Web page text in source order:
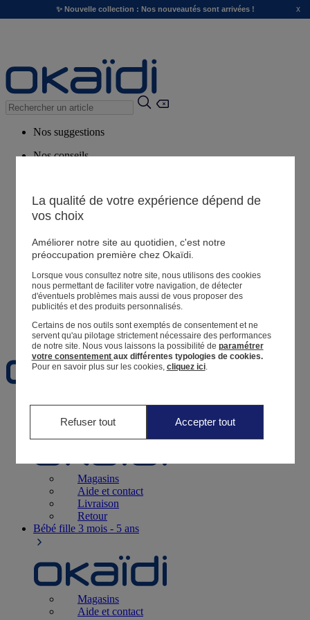
✨ Nouvelle collection : Nos nouveautés sont arrivées ! x
Nos suggestions
Nos conseils
Magasin
Mes informations
Suivre une commande
Panier
Favoris
Naissance0-12 mois
Magasins
Aide et contact
Livraison
Retour
Bébé fille 3 mois - 5 ans
Magasins
Aide et contact
La qualité de votre expérience dépend de
vos choix
Améliorer notre site au quotidien, c'est notre
préoccupation première chez Okaïdi.
Lorsque vous consultez notre site, nous utilisons des cookies
nous permettant de faciliter votre navigation, de détecter
d'éventuels problèmes mais aussi de vous proposer des
publicités et des produits personnalisés.
Certains de nos outils sont exemptés de consentement et ne
servent qu'au pilotage strictement nécessaire des performances
de notre site. Nous vous laissons la possibilité de paramétrer
votre consentement aux différentes typologies de cookies.
Pour en savoir plus sur les cookies, cliquez ici.
Refuser tout Accepter tout